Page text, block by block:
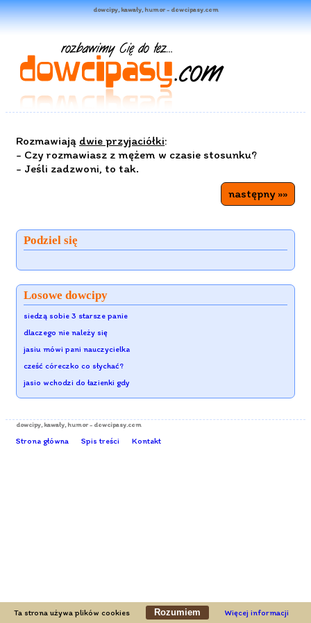
dowcipy, kawały, humor - dowcipasy.com
Rozmawiają dwie przyjaciółki:
- Czy rozmawiasz z mężem w czasie stosunku?
- Jeśli zadzwoni, to tak.
następny »»
Podziel się
Losowe dowcipy
siedzą sobie 3 starsze panie
dlaczego nie należy się
jasiu mówi pani nauczycielka
cześć córeczko co słychać?
jasio wchodzi do łazienki gdy
dowcipy, kawały, humor - dowcipasy.com
Strona główna Spis treści Kontakt
Ta strona używa plików cookies Rozumiem Więcej informacji